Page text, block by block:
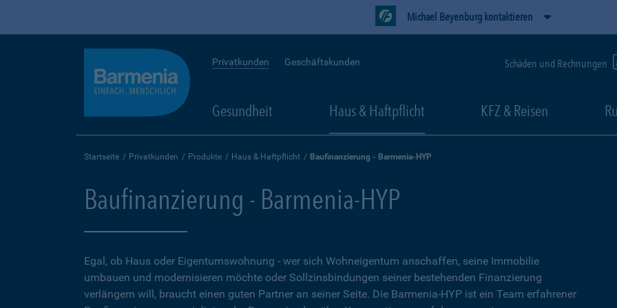
Michael Beyenburg kontaktieren
Privatkunden Geschäftskunden Schäden und Rechnungen
Gesundheit Haus & Haftpflicht KFZ & Reisen
Startseite Privatkunden Produkte Haus & Haftpflicht Baufinanzierung - Barmenia-HYP
Baufinanzierung - Barmenia-HYP
Egal, ob Haus oder Eigentumswohnung - wer sich Wohneigentum anschaffen, seine Immobilie
umbauen und modernisieren möchte oder Sollzinsbindungen seiner bestehenden Finanzierung
verlängern will, braucht einen guten Partner an seiner Seite. Die Barmenia-HYP ist ein Team erfahrener